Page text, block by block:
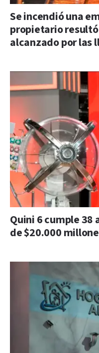
Se incendió una
propietario
alcanzado por las
Quini 6 cumple 38
de $20.000